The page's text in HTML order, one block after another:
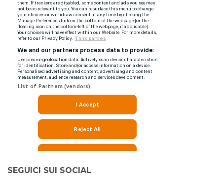
SEGUICI SUI SOCIAL